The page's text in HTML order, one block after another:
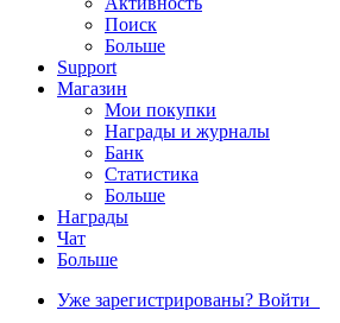
Поиск
Больше
Support
Магазин
Мои покупки
Награды и журналы
Банк
Статистика
Больше
Награды
Чат
Больше
Уже зарегистрированы? Войти